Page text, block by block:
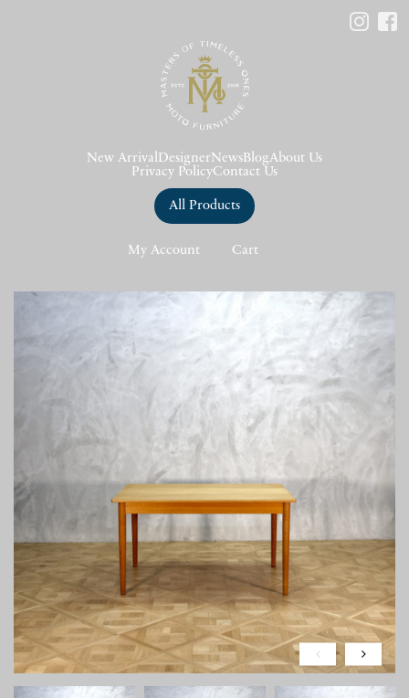
New Arrival DesignerNews BlogAbout Us
Privacy PolicyContact Us
All Products
My Account Cart